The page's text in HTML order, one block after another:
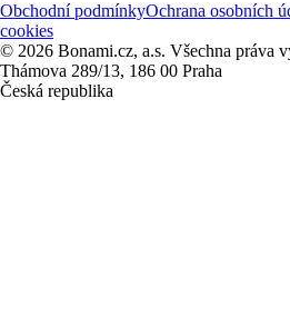
Obchodní podmínkyOchrana osobních
cookies
© 2026 Bonami.cz, a.s. Všechna práva
Thámova 289/13, 186 00 Praha
Česká republika